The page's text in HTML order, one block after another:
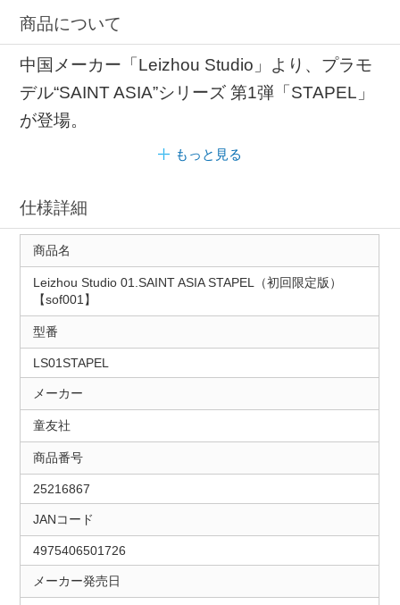
商品について
中国メーカー「Leizhou Studio」より、プラモ
デル“SAINT ASIA”シリーズ 第1弾「STAPEL」
が登場。
もっと見る
仕様詳細
商品名
Leizhou Studio 01.SAINT ASIA STAPEL（初回限定版）
【sof001】
型番
LS01STAPEL
メーカー
童友社
商品番号
25216867
JANコード
4975406501726
メーカー発売日